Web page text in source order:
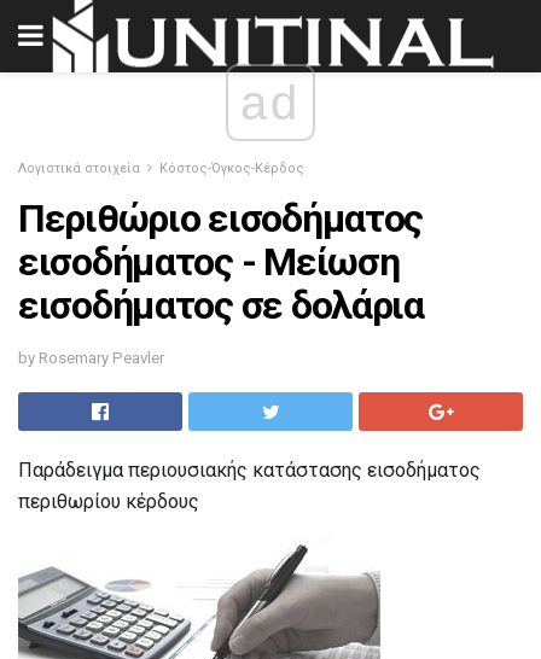
ad
Λογιστικά στοιχεία Κόστος-Όγκος-Κέρδος
Περιθώριο εισοδήματος
εισοδήματος - Μείωση
εισοδήματος σε δολάρια
by Rosemary Peavler
Παράδειγμα περιουσιακής κατάστασης εισοδήματος
περιθωρίου κέρδους